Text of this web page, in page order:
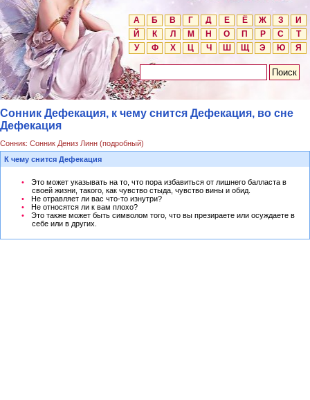
А Б В Г Д Е Ё Ж З
И
Й
К Л М Н О П Р С
Т
У
Ф Х Ц Ч Ш Щ Э Ю Я
Сонник Дефекация, к чему снится Дефекация, во сне
Дефекация
Сонник: Сонник Дениз Линн (подробный)
К чему снится Дефекация
Это может указывать на то, что пора избавиться от лишнего балласта в
своей жизни, такого, как чувство стыда, чувство вины и обид.
Не отравляет ли вас что-то изнутри?
Не относятся ли к вам плохо?
Это также может быть символом того, что вы презираете или осуждаете в
себе или в других.